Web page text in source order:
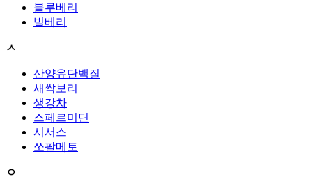
블루베리
빌베리
ㅅ
산양유단백질
새싹보리
생강차
스페르미딘
시서스
쏘팔메토
ㅇ